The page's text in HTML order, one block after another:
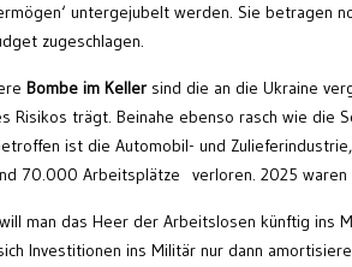
untergejubelt werden. Sie betragen
zugeschlagen.
Bombe im Keller sind die an die Ukraine
Risikos trägt. Beinahe ebenso rasch wie die
ist die Automobil- und
70.000 Arbeitsplätze verloren. 2025 waren
man das Heer der Arbeitslosen künftig ins
Investitionen ins Militär nur dann